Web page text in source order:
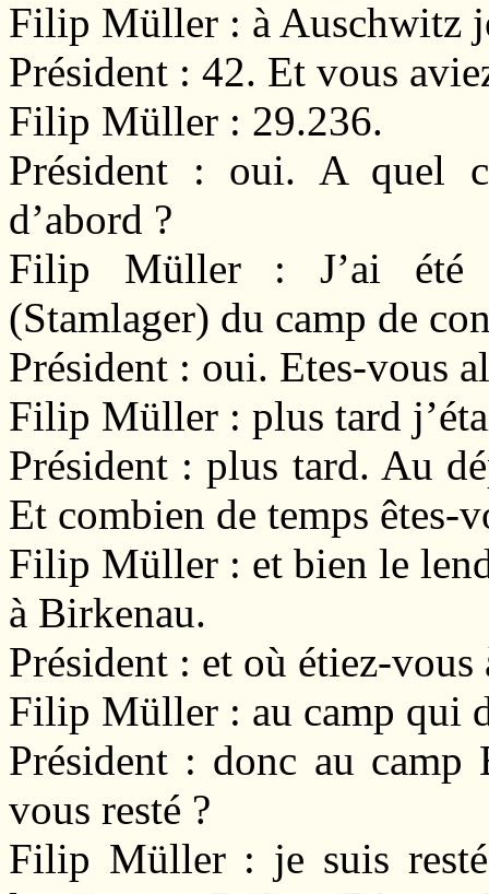
Filip Müller : à Auschwitz
Président : 42. Et vous
Filip Müller : 29.236.
Président : oui. A quel
d’abord ?
Filip Müller : J’ai été
(Stamlager) du camp de
Président : oui. Etes-vous
Filip Müller : plus tard
Président : plus tard. Au
Et combien de temps êtes-
Filip Müller : et bien le
à Birkenau.
Président : et où étiez-
Filip Müller : au camp qui
Président : donc au
vous resté ?
Filip Müller : je suis